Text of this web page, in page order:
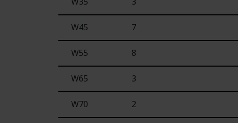
W45 7
W55 8
W65 3
W70 2